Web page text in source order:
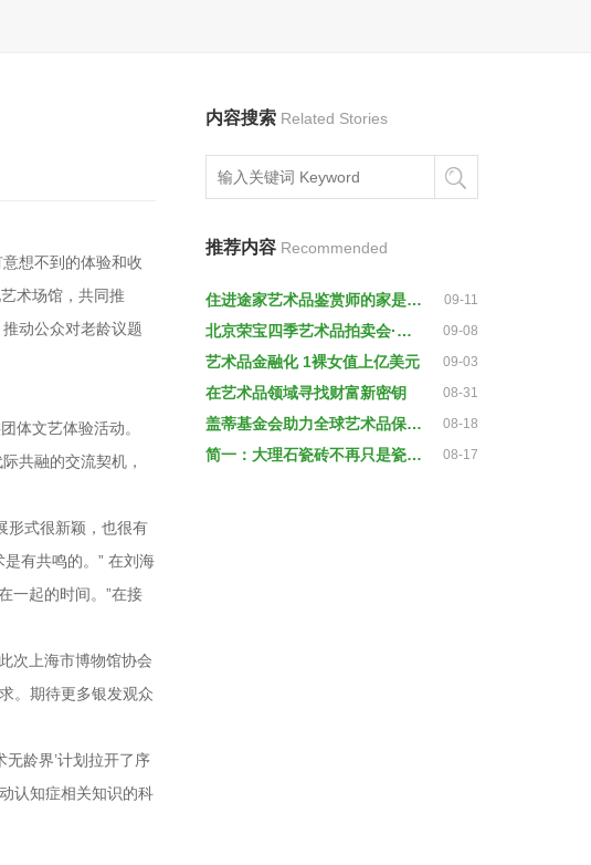
想不到的体验和收
术场馆，共同推
动公众对老龄议题
体文艺体验活动。
共融的交流契机，
形式很新颖，也很有
有共鸣的。” 在刘海
一起的时间。”在接
次上海市博物馆协会
。期待更多银发观众
无龄界’计划拉开了序
认知症相关知识的科
内容搜索 Related Stories
推荐内容 Recommended
住进途家艺术品鉴赏师的家是一种怎样的感觉 09-11
北京荣宝四季艺术品拍卖会·第二期精品抢先看 09-08
艺术品金融化 1裸女值上亿美元 09-03
在艺术品领域寻找财富新密钥 08-31
盖蒂基金会助力全球艺术品保护与修复 08-18
简一：大理石瓷砖不再只是瓷砖，是家里的艺术品！ 08-17